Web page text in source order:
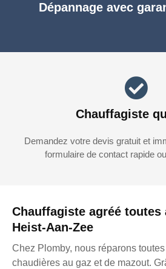
Chauffagiste agréé toutes
Heist-Aan-Zee
Chez Plomby, nous réparons
chaudières au gaz et de mazout.
Dépannage avec
Chauffagiste
Demandez votre devis gratuit et
formulaire de contact rapide